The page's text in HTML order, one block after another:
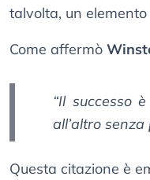
talvolta, un
Come affermò
“Il successo
all’altro senza
Questa citazione è